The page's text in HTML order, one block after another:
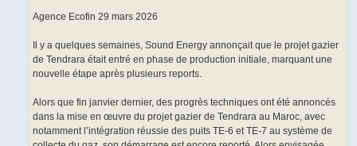
Agence Ecofin 29 mars 2026
Il y a quelques semaines, Sound Energy annonçait que le projet gazier
de Tendrara était entré en phase de production initiale, marquant une
nouvelle étape après plusieurs reports.
Alors que fin janvier dernier, des progrès techniques ont été annoncés
dans la mise en œuvre du projet gazier de Tendrara au Maroc, avec
notamment l’intégration réussie des puits TE-6 et TE-7 au système de